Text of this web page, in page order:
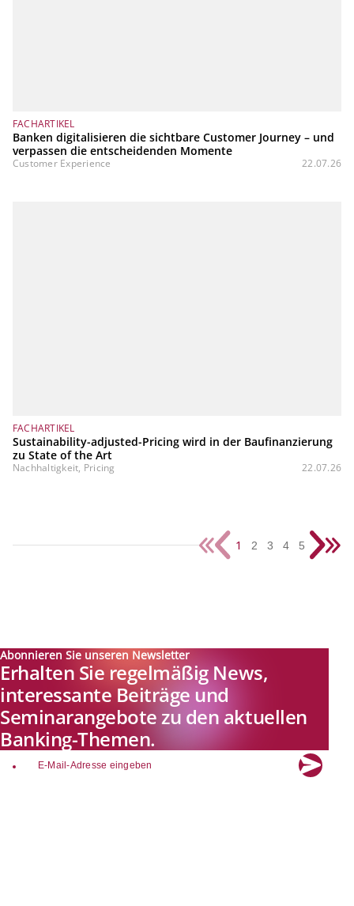
FACHARTIKEL
Banken digitalisieren die sichtbare Customer Journey – und
verpassen die entscheidenden Momente
Customer Experience 22.07.26
FACHARTIKEL
Sustainability-adjusted-Pricing wird in der Baufinanzierung
zu State of the Art
Nachhaltigkeit, Pricing 22.07.26
1 2 3 4 5
Abonnieren Sie unseren Newsletter
Erhalten Sie regelmäßig News,
interessante Beiträge und
Seminarangebote zu den aktuellen
Banking-Themen.
email